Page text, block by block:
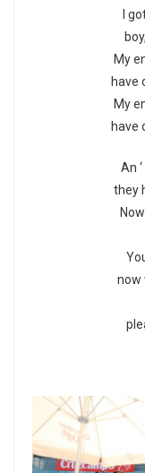
I
My
have
My
have
An
they
now